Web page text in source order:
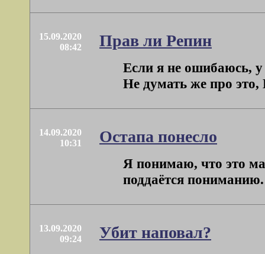
15.09.2020
08:42
Прав ли Репин
Если я не ошибаюсь,
Не думать же про
14.09.2020
10:31
Остапа понесло
Я понимаю, что это
поддаётся
13.09.2020
09:24
Убит наповал?